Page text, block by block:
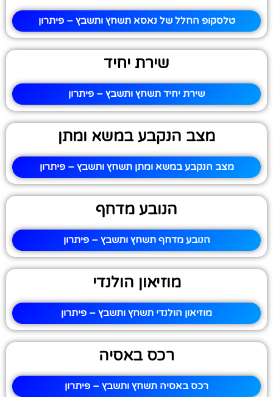
טלסקופ החלל של נאסא תשחץ ותשבץ – פיתרון
שירת יחיד
שירת יחיד תשחץ ותשבץ – פיתרון
מצב הנקבע במשא ומתן
מצב הנקבע במשא ומתן תשחץ ותשבץ – פיתרון
הנובע מדחף
הנובע מדחף תשחץ ותשבץ – פיתרון
מוזיאון הולנדי
מוזיאון הולנדי תשחץ ותשבץ – פיתרון
רכס באסיה
רכס באסיה תשחץ ותשבץ – פיתרון